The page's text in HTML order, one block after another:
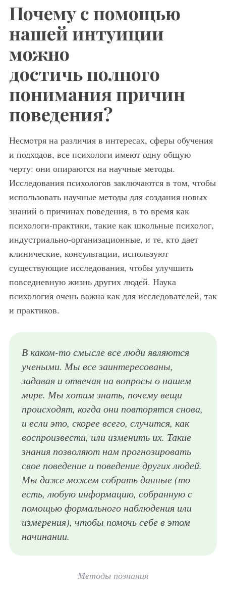
Почему с помощью
нашей интуиции
можно
достичь полного
понимания причин
поведения?
Несмотря на различия в интересах, сферы обучения
и подходов, все психологи имеют одну общую
черту: они опираются на научные методы.
Исследования психологов заключаются в том, чтобы
использовать научные методы для создания новых
знаний о причинах поведения, в то время как
психологи-практики, такие как школьные психолог,
индустриально-организационные, и те, кто дает
клинические, консультации, используют
существующие исследования, чтобы улучшить
повседневную жизнь других людей. Наука
психология очень важна как для исследователей, так
и практиков.
В каком-то смысле все люди являются
учеными. Мы все заинтересованы,
задавая и отвечая на вопросы о нашем
мире. Мы хотим знать, почему вещи
происходят, когда они повторятся снова,
и если это, скорее всего, случится, как
воспроизвести, или изменить их. Такие
знания позволяют нам прогнозировать
свое поведение и поведение других людей.
Мы даже можем собрать данные (то
есть, любую информацию, собранную с
помощью формального наблюдения или
измерения), чтобы помочь себе в этом
начинании.
Методы познания